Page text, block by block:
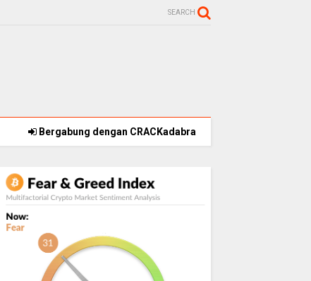
SEARCH
Bergabung dengan CRACKadabra